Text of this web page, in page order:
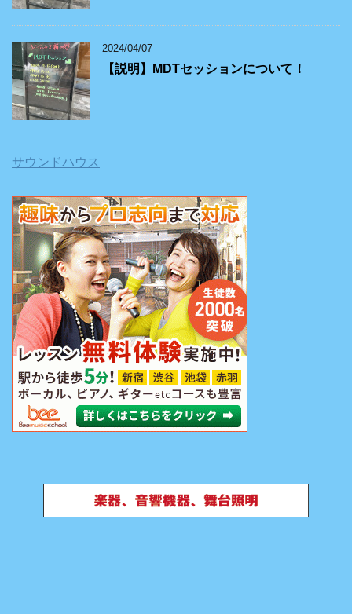
2024/04/07
【説明】MDTセッションについて！
サウンドハウス